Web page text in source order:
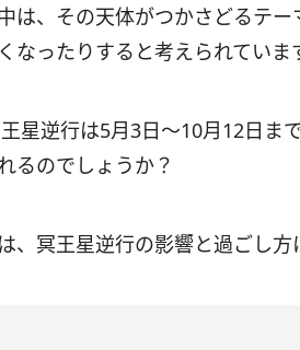
は、その天体がつかさどるテ
なったりすると考えられていま
星逆行は5月3日～10月12日ま
るのでしょうか？
、冥王星逆行の影響と過ごし方